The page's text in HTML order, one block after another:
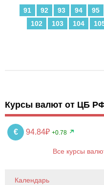
91 92 93 94 95
102
103 104
Курсы валют от ЦБ
€ 94.84₽ +0.78
Все курсы
Календарь